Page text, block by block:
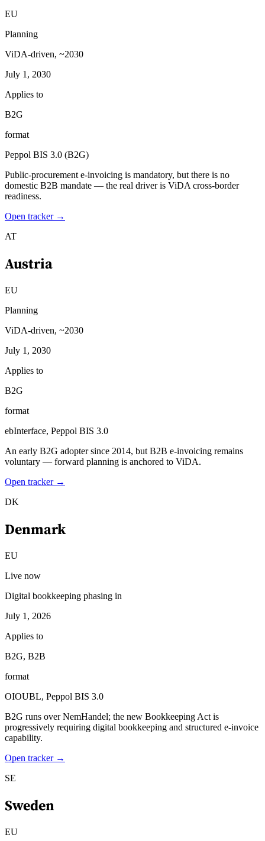
EU
Planning
ViDA-driven, ~2030
July 1, 2030
Applies to
B2G
format
Peppol BIS 3.0 (B2G)
Public-procurement e-invoicing is mandatory, but there is no
domestic B2B mandate — the real driver is ViDA cross-border
readiness.
Open tracker →
AT
Austria
EU
Planning
ViDA-driven, ~2030
July 1, 2030
Applies to
B2G
format
ebInterface, Peppol BIS 3.0
An early B2G adopter since 2014, but B2B e-invoicing remains
voluntary — forward planning is anchored to ViDA.
Open tracker →
DK
Denmark
EU
Live now
Digital bookkeeping phasing in
July 1, 2026
Applies to
B2G, B2B
format
OIOUBL, Peppol BIS 3.0
B2G runs over NemHandel; the new Bookkeeping Act is
progressively requiring digital bookkeeping and structured e-invoice
capability.
Open tracker →
SE
Sweden
EU